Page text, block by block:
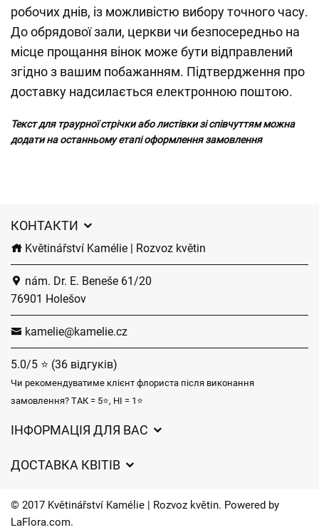
робочих днів, із можливістю вибору точного часу.
До обрядової зали, церкви чи безпосередньо на
місце прощання вінок може бути відправлений
згідно з вашим побажанням. Підтвердження про
доставку надсилається електронною поштою.
Текст для траурної стрічки або листівки зі співчуттям можна
додати на останньому етапі оформлення замовлення
КОНТАКТИ
Květinářství Kamélie | Rozvoz květin
nám. Dr. E. Beneše 61/20
76901 Holešov
kamelie@kamelie.cz
5.0/5 ⭐ (36 відгуків)
Чи рекомендуватиме клієнт флориста після виконання
замовлення? ТАК = 5⭐, НІ = 1⭐
ІНФОРМАЦІЯ ДЛЯ ВАС
Захист персональних даних
Час доставки квітів – огляд можливостей
ДОСТАВКА КВІТІВ
Куди ми доставляємо квіти
© 2017 Květinářství Kamélie | Rozvoz květin. Powered by
LaFlora.com.